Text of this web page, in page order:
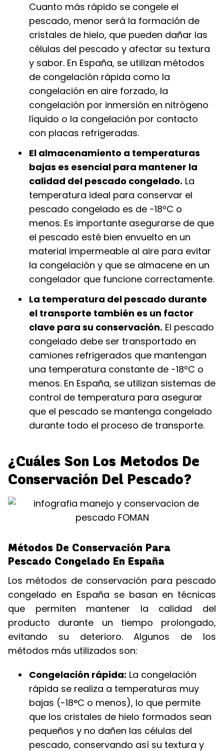
Cuanto más rápido se congele el
pescado, menor será la formación de
cristales de hielo, que pueden dañar las
células del pescado y afectar su textura
y sabor. En España, se utilizan métodos
de congelación rápida como la
congelación en aire forzado, la
congelación por inmersión en nitrógeno
líquido o la congelación por contacto
con placas refrigeradas.
El almacenamiento a temperaturas
bajas es esencial para mantener la
calidad del pescado congelado. La
temperatura ideal para conservar el
pescado congelado es de -18ºC o
menos. Es importante asegurarse de que
el pescado esté bien envuelto en un
material impermeable al aire para evitar
la congelación y que se almacene en un
congelador que funcione correctamente.
La temperatura del pescado durante
el transporte también es un factor
clave para su conservación. El pescado
congelado debe ser transportado en
camiones refrigerados que mantengan
una temperatura constante de -18ºC o
menos. En España, se utilizan sistemas de
control de temperatura para asegurar
que el pescado se mantenga congelado
durante todo el proceso de transporte.
¿Cuáles Son Los Metodos De
Conservación Del Pescado?
Métodos De Conservación Para
Pescado Congelado En España
Los métodos de conservación para pescado
congelado en España se basan en técnicas
que permiten mantener la calidad del
producto durante un tiempo prolongado,
evitando su deterioro. Algunos de los
métodos más utilizados son:
Congelación rápida: La congelación
rápida se realiza a temperaturas muy
bajas (-18°C o menos), lo que permite
que los cristales de hielo formados sean
pequeños y no dañen las células del
pescado, conservando así su textura y